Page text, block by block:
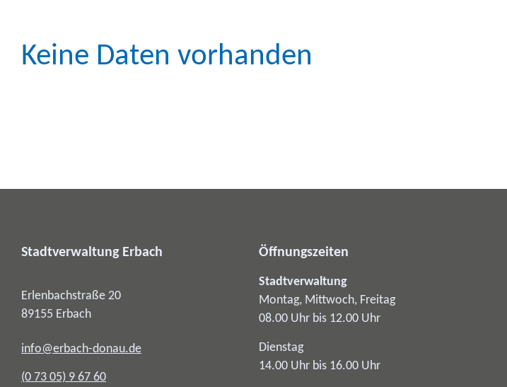
Keine Daten vorhanden
Stadtverwaltung Erbach
Erlenbachstraße 20
89155 Erbach
info@erbach-donau.de
(0 73 05) 9 67 60
Öffnungszeiten
Stadtverwaltung
Montag, Mittwoch, Freitag
08.00 Uhr bis 12.00 Uhr
Dienstag
14.00 Uhr bis 16.00 Uhr